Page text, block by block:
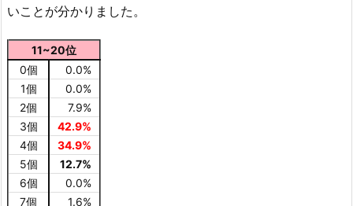
いことが分かりました。
11~20位
0個
0.0%
1個
0.0%
2個
7.9%
3個
42.9%
4個
34.9%
5個
12.7%
6個
0.0%
7個
1.6%